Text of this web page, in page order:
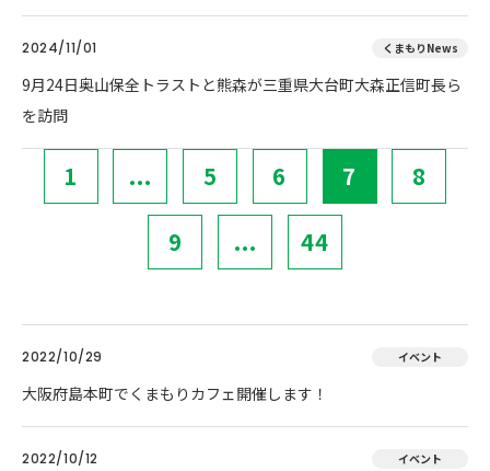
2024/11/01 くまもりNews
9月24日奥山保全トラストと熊森が三重県大台町大森正信町長ら
を訪問
1 ... 5 6 7 8
9 ... 44
2022/10/29 イベント
大阪府島本町でくまもりカフェ開催します！
2022/10/12 イベント